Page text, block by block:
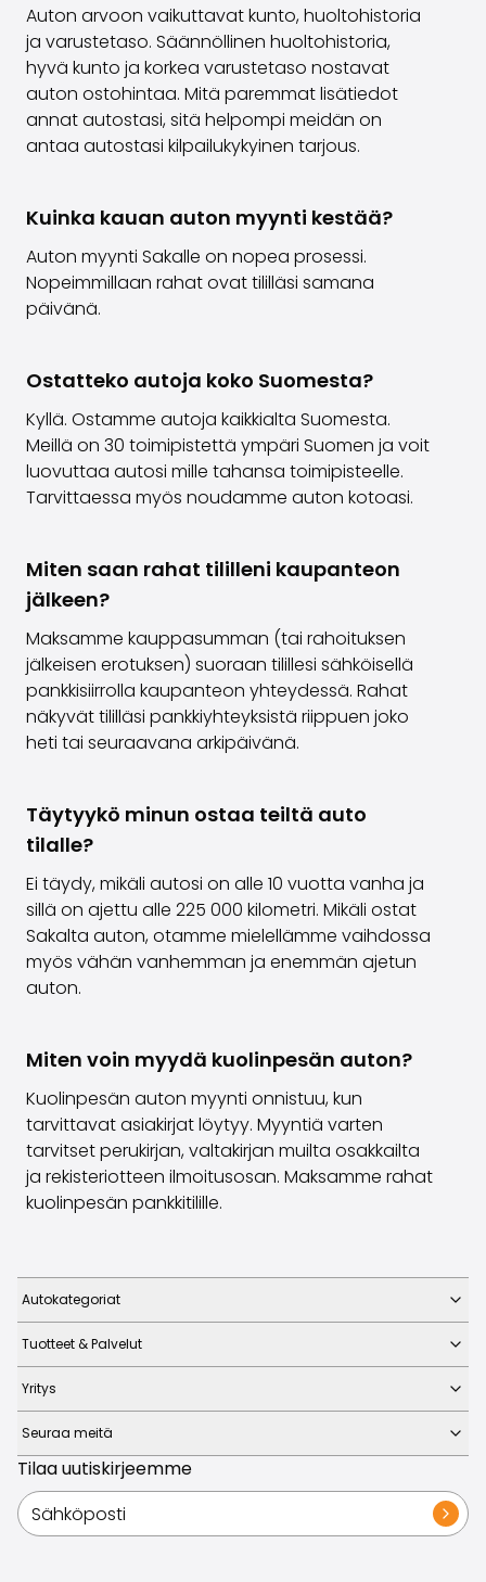
Auton arvoon vaikuttavat kunto, huoltohistoria
ja varustetaso. Säännöllinen huoltohistoria,
hyvä kunto ja korkea varustetaso nostavat
auton ostohintaa. Mitä paremmat lisätiedot
annat autostasi, sitä helpompi meidän on
antaa autostasi kilpailukykyinen tarjous.
Kuinka kauan auton myynti kestää?
Auton myynti Sakalle on nopea prosessi.
Nopeimmillaan rahat ovat tililläsi samana
päivänä.
Ostatteko autoja koko Suomesta?
Kyllä. Ostamme autoja kaikkialta Suomesta.
Meillä on 30 toimipistettä ympäri Suomen ja voit
luovuttaa autosi mille tahansa toimipisteelle.
Tarvittaessa myös noudamme auton kotoasi.
Miten saan rahat tililleni kaupanteon
jälkeen?
Maksamme kauppasumman (tai rahoituksen
jälkeisen erotuksen) suoraan tilillesi sähköisellä
pankkisiirrolla kaupanteon yhteydessä. Rahat
näkyvät tililläsi pankkiyhteyksistä riippuen joko
heti tai seuraavana arkipäivänä.
Täytyykö minun ostaa teiltä auto
tilalle?
Ei täydy, mikäli autosi on alle 10 vuotta vanha ja
sillä on ajettu alle 225 000 kilometri. Mikäli ostat
Sakalta auton, otamme mielellämme vaihdossa
myös vähän vanhemman ja enemmän ajetun
auton.
Miten voin myydä kuolinpesän auton?
Kuolinpesän auton myynti onnistuu, kun
tarvittavat asiakirjat löytyy. Myyntiä varten
tarvitset perukirjan, valtakirjan muilta osakkailta
ja rekisteriotteen ilmoitusosan. Maksamme rahat
kuolinpesän pankkitilille.
Autokategoriat
Tuotteet & Palvelut
Yritys
Seuraa meitä
Tilaa uutiskirjeemme